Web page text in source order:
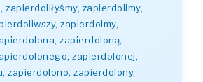
zapierdoliłyśmy, zapierdolimy,
zapierdolmy,
zapierdoloną,
zapierdolonej,
zapierdolono, zapierdolony,